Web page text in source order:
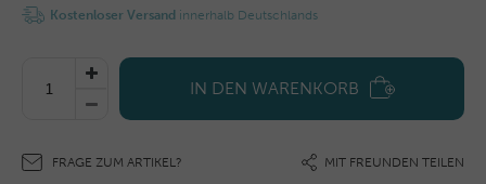
Kostenloser Versand innerhalb Deutschlands
IN DEN WARENKORB
FRAGE ZUM ARTIKEL? MIT FREUNDEN TEILEN